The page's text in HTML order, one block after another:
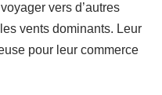
vers d’autres
vents dominants. Leur
pour leur commerce